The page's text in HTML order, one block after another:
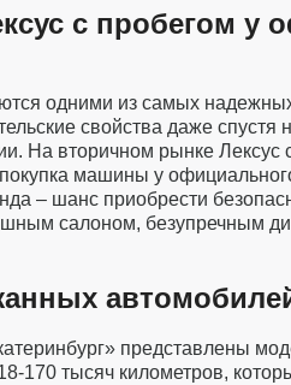
с пробегом у
одними из самых
свойства даже спустя
На вторичном рынке Лексус
машины у
– шанс приобрести
салоном, безупречным
представлены
170 тысяч километров,